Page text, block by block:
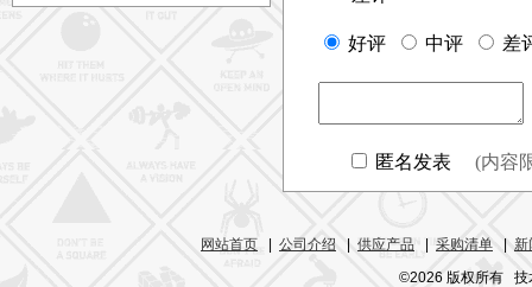
网站首页 公司介绍 供应产品 采购清单
新
©2026 版权所有 技